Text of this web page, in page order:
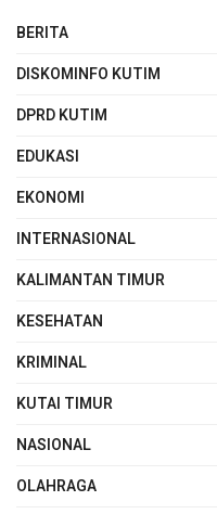
BERITA
DISKOMINFO KUTIM
DPRD KUTIM
EDUKASI
EKONOMI
INTERNASIONAL
KALIMANTAN TIMUR
KESEHATAN
KRIMINAL
KUTAI TIMUR
NASIONAL
OLAHRAGA